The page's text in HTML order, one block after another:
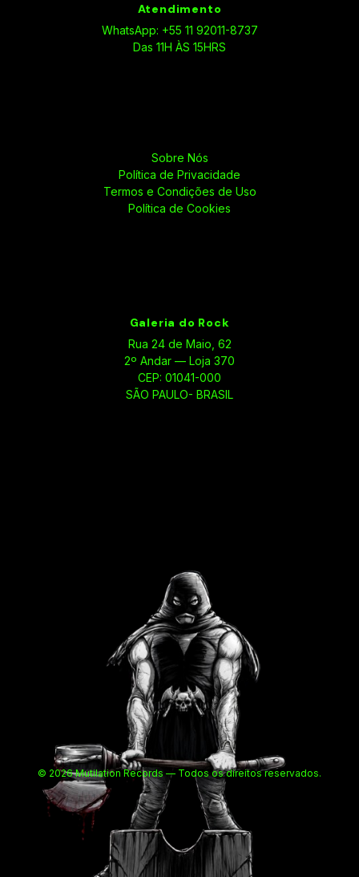
Atendimento
WhatsApp: +55 11 92011-8737
Das 11H ÀS 15HRS
Sobre Nós
Política de Privacidade
Termos e Condições de Uso
Política de Cookies
Galeria do Rock
Rua 24 de Maio, 62
2º Andar — Loja 370
CEP: 01041-000
SÃO PAULO- BRASIL
© 2026 Mutilation Records — Todos os direitos reservados.